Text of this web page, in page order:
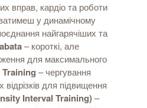
вправ, кардіо та роботи
у динамічному
найгарячіших та
– короткі, але
для максимального
– чергування
для підвищення
Interval Training)–